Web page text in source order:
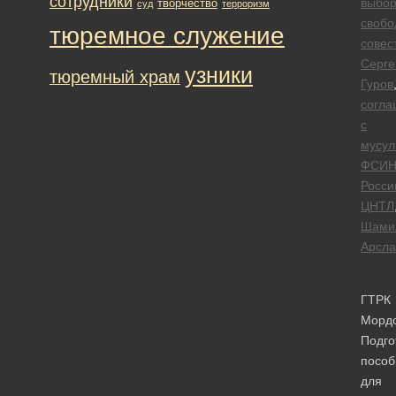
Гуров
с
ФСИН
ЦНТЛ
ГТРК
для
суд творчество терроризм
тюремное служение
тюремный храм узники